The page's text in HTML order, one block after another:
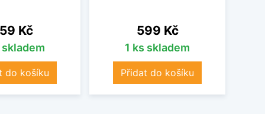
Kč
skladem
do košíku
Cena
599 Kč
1 ks skladem
Přidat do košíku